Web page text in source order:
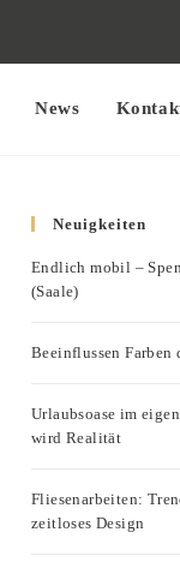
News
Neuigkeiten
Endlich mobil –
(Saale)
Beeinflussen Farben
Urlaubsoase im
wird Realität
Fliesenarbeiten:
zeitloses Design